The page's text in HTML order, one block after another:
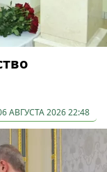
АВГУСТА 2026 22:48